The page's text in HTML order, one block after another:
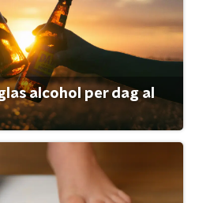
alcohol per dag al